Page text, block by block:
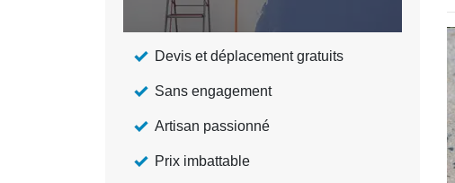
Devis et déplacement gratuits
Sans engagement
Artisan passionné
Prix imbattable